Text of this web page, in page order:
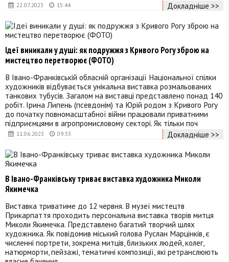
22.07.2023 15:44
Докладніше >>
11.06.2023 09:33
Ідеї виникали у душі: як подружжя з Кривого Рогу зброю на
мистецтво перетворює (ФОТО)
В Івано-Франківській обласній організації Національної спілки
художників відбувається унікальна виставка розмальованих
танкових тубусів. Загалом на виставці представлено понад 140
робіт. Ірина Липень (псевдонім) та Юрій родом з Кривого Рогу
до початку повномасштабної війни працювали приватними
підприємцями в агропромисловому секторі. Як тільки поч
Докладніше >>
В Івано-Франківську триває виставка художника Миколи
Якимечка
Виставка триватиме до 12 червня. В музеї мистецтв
Прикарпаття проходить персональна виставка творів митця
Миколи Якимечка. Представлено багатий творчий шлях
художника. Як повідомив міський голова Руслан Марцінків, є
численні портрети, зокрема митців, близьких людей, колег,
натюрморти, пейзажі, тематичні композиції, які ретранслюють